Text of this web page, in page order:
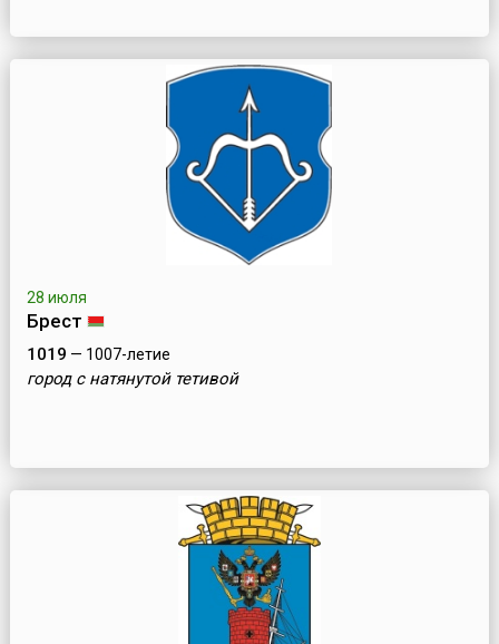
28 июля
Брест
1019 — 1007-летие
город с натянутой тетивой